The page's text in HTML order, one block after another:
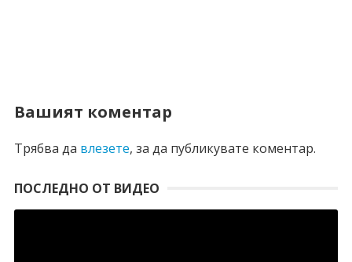
Вашият коментар
Трябва да влезете, за да публикувате коментар.
ПОСЛЕДНО ОТ ВИДЕО